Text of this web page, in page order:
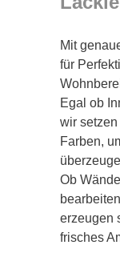
Mit
für
Egal ob
wir
Farben,
Ob
erzeugen
frisches